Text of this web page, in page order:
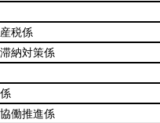
税係
納対策係
働推進係